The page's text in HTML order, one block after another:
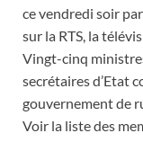
ce vendredi soir
sur la RTS, la
Vingt-cinq
secrétaires d’Etat
gouvernement de
Voir la liste des